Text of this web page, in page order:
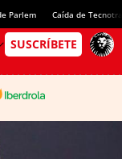
Parlem Caída de